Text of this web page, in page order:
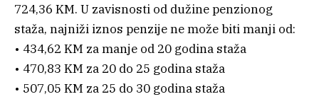
724,36 KM. U zavisnosti od dužine penzionog
staža, najniži iznos penzije ne može biti manji od:
• 434,62 KM za manje od 20 godina staža
• 470,83 KM za 20 do 25 godina staža
• 507,05 KM za 25 do 30 godina staža